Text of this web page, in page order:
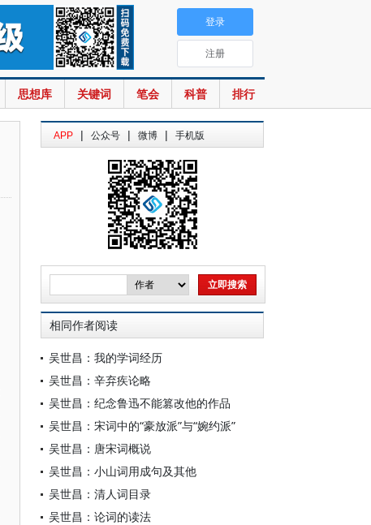
思想库 关键词 笔会 科普 排行
登录
注册
APP | 公众号 | 微博 | 手机版
相同作者阅读
吴世昌：我的学词经历
吴世昌：辛弃疾论略
吴世昌：纪念鲁迅不能篡改他的作品
吴世昌：宋词中的“豪放派”与“婉约派”
吴世昌：唐宋词概说
吴世昌：小山词用成句及其他
吴世昌：清人词目录
吴世昌：论词的读法